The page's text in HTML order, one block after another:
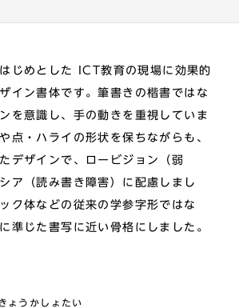
じめとした ICT教育の現場に効果的
イン書体です。筆書きの楷書ではな
を意識し、手の動きを重視していま
点・ハライの形状を保ちながらも、
デザインで、ロービジョン（弱
ア（読み書き障害）に配慮しまし
ク体などの従来の学参字形ではな
準じた書写に近い骨格にしました。
ょうかしょたい